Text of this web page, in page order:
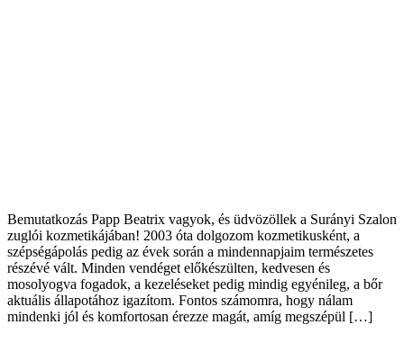
Bemutatkozás Papp Beatrix vagyok, és üdvözöllek a Surányi Szalon
zuglói kozmetikájában! 2003 óta dolgozom kozmetikusként, a
szépségápolás pedig az évek során a mindennapjaim természetes
részévé vált. Minden vendéget előkészülten, kedvesen és
mosolyogva fogadok, a kezeléseket pedig mindig egyénileg, a bőr
aktuális állapotához igazítom. Fontos számomra, hogy nálam
mindenki jól és komfortosan érezze magát, amíg megszépül […]